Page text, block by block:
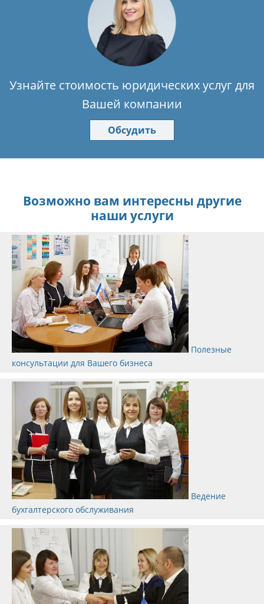
Узнайте стоимость юридических услуг для
Вашей компании
Обсудить
Возможно вам интересны другие
наши услуги
Полезные
консультации для Вашего бизнеса
Ведение
бухгалтерского обслуживания